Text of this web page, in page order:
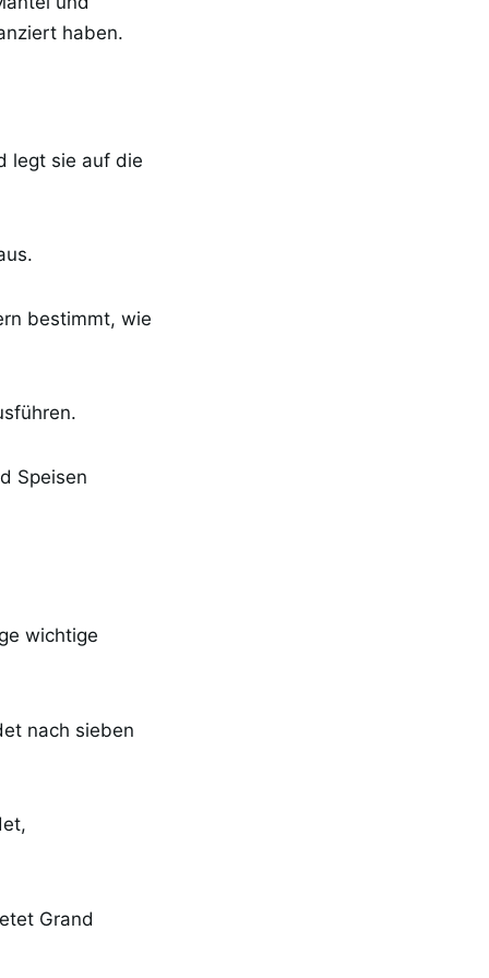
haben.
legt sie auf die
bestimmt, wie
Speisen
wichtige
nach sieben
Grand